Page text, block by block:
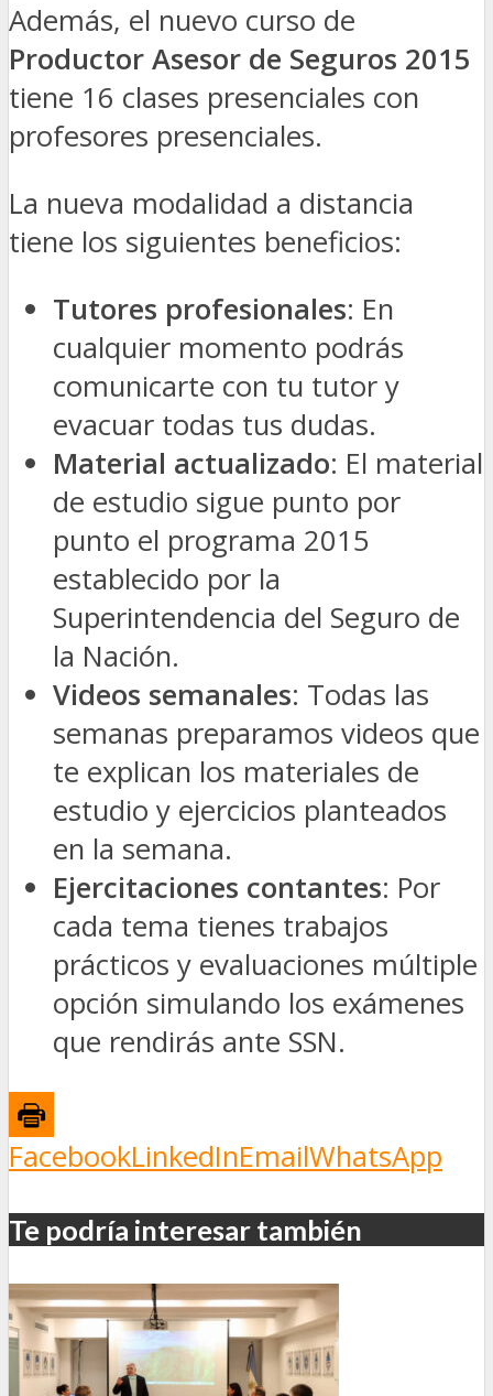
Además, el nuevo curso de
Productor Asesor de Seguros 2015
tiene 16 clases presenciales con
profesores presenciales.
La nueva modalidad a distancia
tiene los siguientes beneficios:
Tutores profesionales: En
cualquier momento podrás
comunicarte con tu tutor y
evacuar todas tus dudas.
Material actualizado: El material
de estudio sigue punto por
punto el programa 2015
establecido por la
Superintendencia del Seguro de
la Nación.
Videos semanales: Todas las
semanas preparamos videos que
te explican los materiales de
estudio y ejercicios planteados
en la semana.
Ejercitaciones contantes: Por
cada tema tienes trabajos
prácticos y evaluaciones múltiple
opción simulando los exámenes
que rendirás ante SSN.
FacebookLinkedInEmailWhatsApp
Te podría interesar también